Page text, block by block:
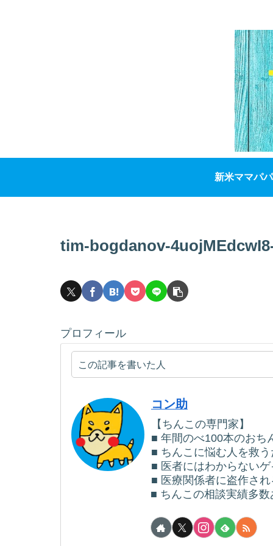
新米ママパ
tim-bogdanov-
プロフィール
この記事を書いた人
コン助
【ちんこの専門家】
■ 年間のべ100本のおち
■ ちんこに悩む人を救
■ 医者にはわからない
■ 医療関係者に盗作さ
■ ちんこの相談実績多